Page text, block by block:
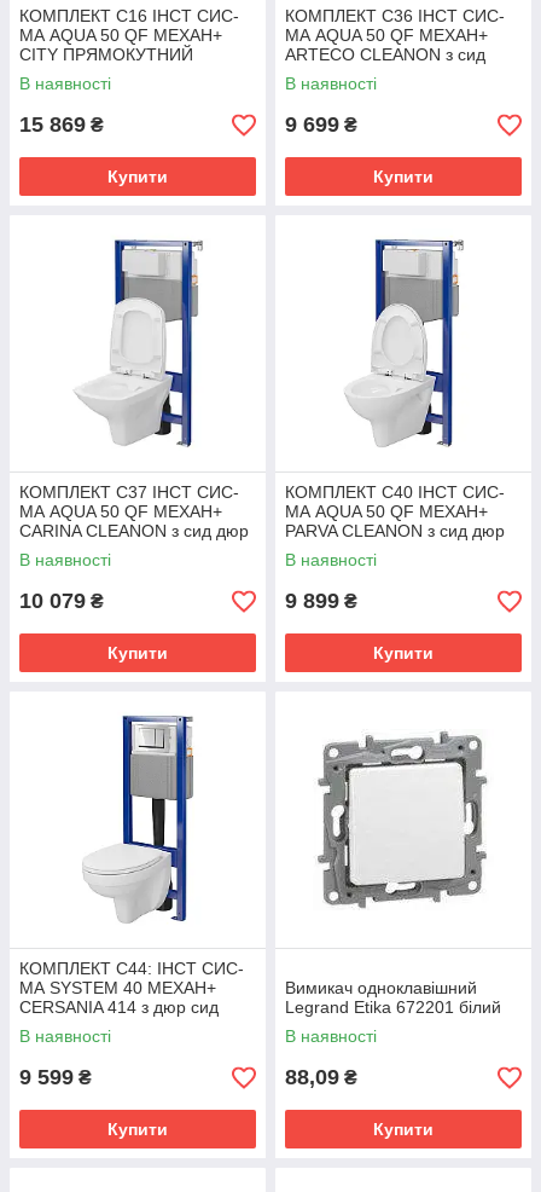
КОМПЛЕКТ С16 ІНСТ СИС-
МА AQUA 50 QF MEХАН+
CITY ПРЯМОКУТНИЙ
CLEANON з сид дюр ліфт
БЕЗ КНОПКИ
В наявності
15 869 ₴
Купити
КОМПЛЕКТ С36 ІНСТ СИС-
МА AQUA 50 QF MEХАН+
ARTECO CLEANON з сид
дюр ліфт БЕЗ КНОПКИ
В наявності
9 699 ₴
Купити
КОМПЛЕКТ С37 ІНСТ СИС-
МА AQUA 50 QF MEХАН+
CARINA CLEANON з сид дюр
ліфт БЕЗ КНОПКИ
В наявності
10 079 ₴
Купити
КОМПЛЕКТ С40 ІНСТ СИС-
МА AQUA 50 QF MEХАН+
PARVA CLEANON з сид дюр
ліфт БЕЗ КНОПКИ
В наявності
9 899 ₴
Купити
КОМПЛЕКТ С44: ІНСТ СИС-
МА SYSTEM 40 MEХАН+
CERSANIA 414 з дюр сид
LIFT+ кнопка змиву ENTER II
хром
В наявності
9 599 ₴
Купити
Вимикач одноклавішний
Legrand Etika 672201 білий
В наявності
88,09 ₴
Купити